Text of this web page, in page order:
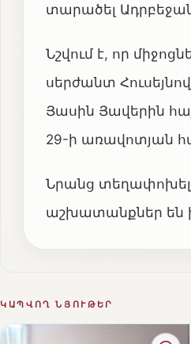
տարածել
Նշվում է, որ
սերժանտ
Յասին Յավերին
29-ի առավոտյան
Նրանց
աշխատանքներ են
ԿԱՊՎՈՂ ՆՅՈՒԹԵՐ